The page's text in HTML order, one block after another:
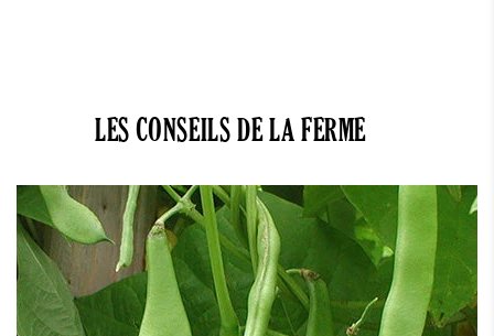
LES CONSEILS DE LA FERME